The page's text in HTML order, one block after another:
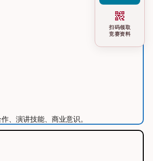
、演讲技能、商业意识。
qr_code_2
扫码领取
竞赛资料